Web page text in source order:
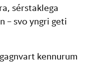
sérstaklega
– svo yngri geti
kennurum